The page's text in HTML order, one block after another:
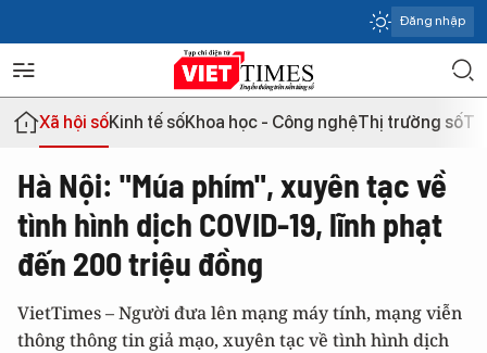
Đăng nhập
Xã hội sốKinh tế sốKhoa học - Công nghệThị trường số
Hà Nội: "Múa phím", xuyên tạc về
tình hình dịch COVID-19, lĩnh phạt
đến 200 triệu đồng
VietTimes – Người đưa lên mạng máy tính, mạng viễn
thông thông tin giả mạo, xuyên tạc về tình hình dịch